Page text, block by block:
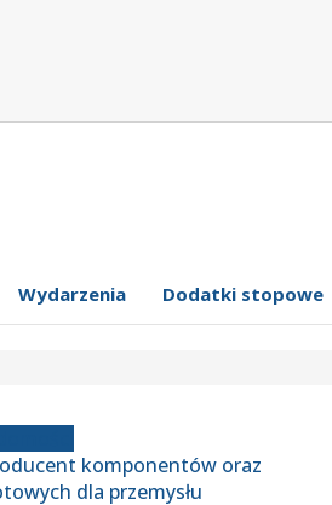
Wydarzenia Dodatki stopowe